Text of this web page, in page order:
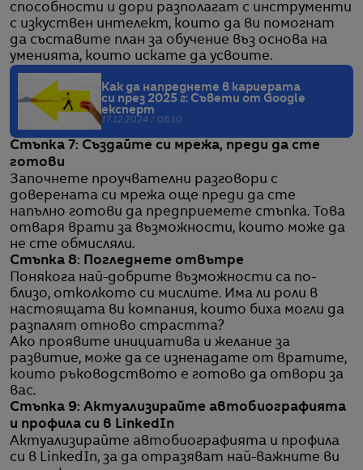
способности и дори разполагат с инструменти
с изкуствен интелект, които да ви помогнат
да съставите план за обучение въз основа на
уменията, които искате да усвоите.
Как да напреднете в кариерата
си през 2025 г: Съвети от Google
експерт
17.12.2024 / 06:10
Стъпка 7: Създайте си мрежа, преди да сте
готови
Започнете проучвателни разговори с
доверената си мрежа още преди да сте
напълно готови да предприемете стъпка. Това
отваря врати за възможности, които може да
не сте обмисляли.
Стъпка 8: Погледнете отвътре
Понякога най-добрите възможности са по-
близо, отколкото си мислите. Има ли роли в
настоящата ви компания, които биха могли да
разпалят отново страстта?
Ако проявите инициатива и желание за
развитие, може да се изненадате от вратите,
които ръководството е готово да отвори за
вас.
Стъпка 9: Актуализирайте автобиографията
и профила си в LinkedIn
Актуализирайте автобиографията и профила
си в LinkedIn, за да отразяват най-важните ви